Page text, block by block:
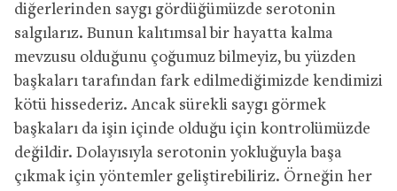
diğerlerinden saygı gördüğümüzde serotonin
salgılarız. Bunun kalıtımsal bir hayatta kalma
mevzusu olduğunu çoğumuz bilmeyiz, bu yüzden
başkaları tarafından fark edilmediğimizde kendimizi
kötü hissederiz. Ancak sürekli saygı görmek
başkaları da işin içinde olduğu için kontrolümüzde
değildir. Dolayısıyla serotonin yokluğuyla başa
çıkmak için yöntemler geliştirebiliriz. Örneğin her